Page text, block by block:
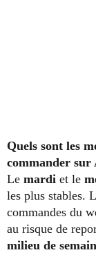
Quels sont les
commander sur
Le mardi et le
les plus stables.
commandes du
au risque de
milieu de